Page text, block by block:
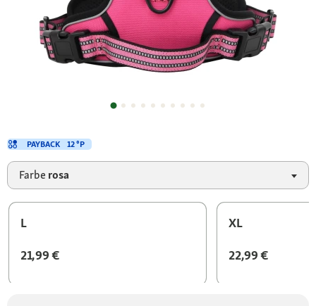
Farbe rosa
L
21,99 €
XL
22,99 €
PAYBACK 12 °P